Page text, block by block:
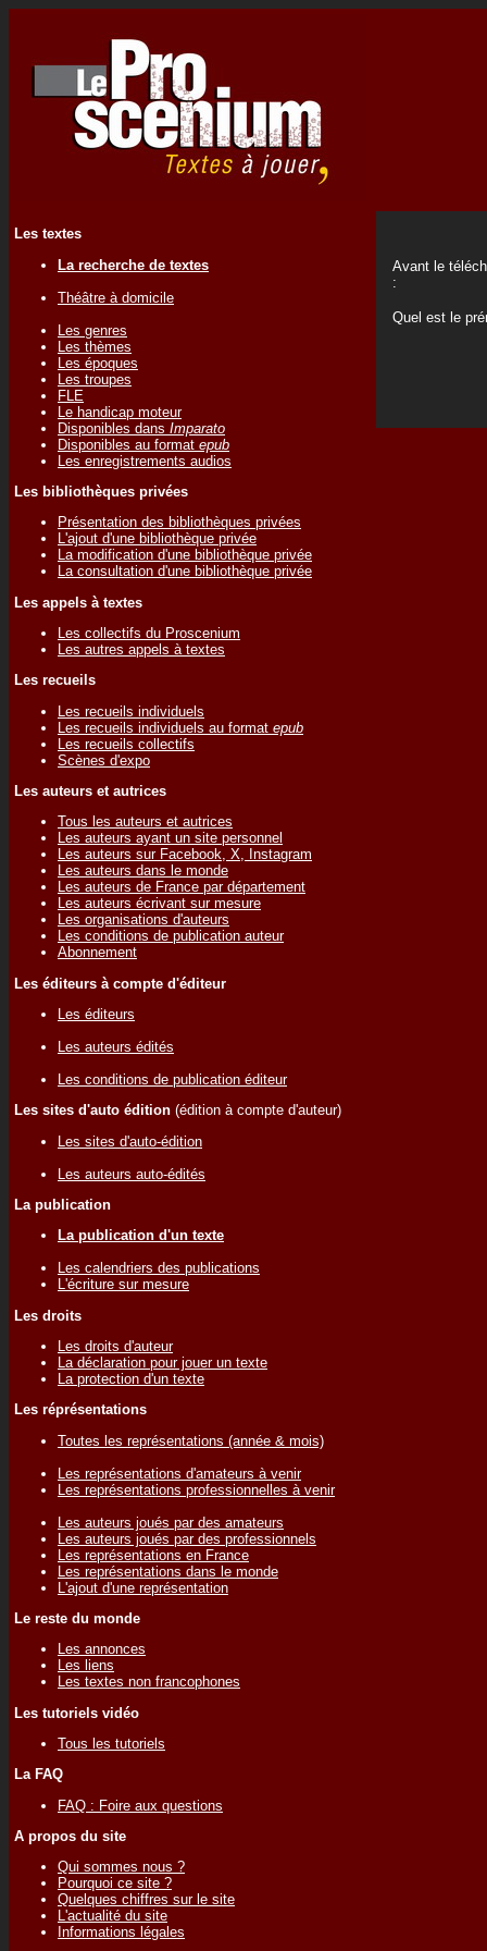
Les textes
La recherche de textes
Théâtre à domicile
Les genres
Les thèmes
Les époques
Les troupes
FLE
Le handicap moteur
Disponibles dans Imparato
Disponibles au format epub
Les enregistrements audios
Les bibliothèques privées
Présentation des bibliothèques privées
L'ajout d'une bibliothèque privée
La modification d'une bibliothèque privée
La consultation d'une bibliothèque privée
Les appels à textes
Les collectifs du Proscenium
Les autres appels à textes
Les recueils
Les recueils individuels
Les recueils individuels au format epub
Les recueils collectifs
Scènes d'expo
Les auteurs et autrices
Tous les auteurs et autrices
Les auteurs ayant un site personnel
Les auteurs sur Facebook, X, Instagram
Les auteurs dans le monde
Les auteurs de France par département
Les auteurs écrivant sur mesure
Les organisations d'auteurs
Les conditions de publication auteur
Abonnement
Les éditeurs à compte d'éditeur
Les éditeurs
Les auteurs édités
Les conditions de publication éditeur
Les sites d'auto édition (édition à compte d'auteur)
Les sites d'auto-édition
Les auteurs auto-édités
La publication
La publication d'un texte
Les calendriers des publications
L'écriture sur mesure
Les droits
Les droits d'auteur
La déclaration pour jouer un texte
La protection d'un texte
Les réprésentations
Toutes les représentations (année & mois)
Les représentations d'amateurs à venir
Les représentations professionnelles à venir
Les auteurs joués par des amateurs
Les auteurs joués par des professionnels
Les représentations en France
Les représentations dans le monde
L'ajout d'une représentation
Le reste du monde
Les annonces
Les liens
Les textes non francophones
Les tutoriels vidéo
Tous les tutoriels
La FAQ
FAQ : Foire aux questions
A propos du site
Qui sommes nous ?
Pourquoi ce site ?
Quelques chiffres sur le site
L'actualité du site
Informations légales
Avant le
:
Quel est le